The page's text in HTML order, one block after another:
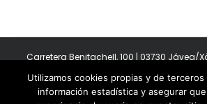
Carretera Benitachell, 100 | 03730 Jávea/
Copyright 2011-2026 BonAmb Restaurant |
Política de privacidad|Powered
Utilizamos cookies propias y de terceros
información estadística y asegurar